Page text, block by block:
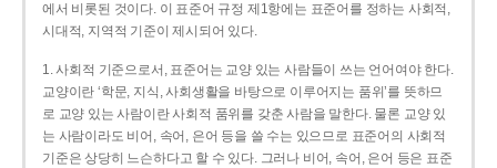
에서 비롯된 것이다. 이 표준어 규정 제1항에는 표준어를 정하는 사회적,
시대적, 지역적 기준이 제시되어 있다.
1. 사회적 기준으로서, 표준어는 교양 있는 사람들이 쓰는 언어여야 한다.
교양이란 ‘학문, 지식, 사회생활을 바탕으로 이루어지는 품위’를 뜻하므
로 교양 있는 사람이란 사회적 품위를 갖춘 사람을 말한다. 물론 교양 있
는 사람이라도 비어, 속어, 은어 등을 쓸 수는 있으므로 표준어의 사회적
기준은 상당히 느슨하다고 할 수 있다. 그러나 비어, 속어, 은어 등은 표준